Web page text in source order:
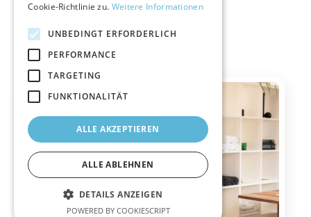
Cookie-Richtlinie zu. Weitere Informationen
UNBEDINGT ERFORDERLICH
PERFORMANCE
TARGETING
FUNKTIONALITÄT
ALLE AKZEPTIEREN
ALLE ABLEHNEN
DETAILS ANZEIGEN
POWERED BY COOKIESCRIPT